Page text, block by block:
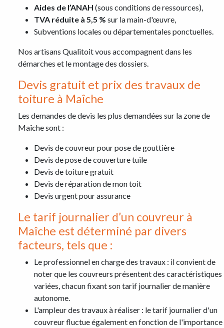
Aides de l’ANAH (sous conditions de ressources),
TVA réduite à 5,5 % sur la main-d'œuvre,
Subventions locales ou départementales ponctuelles.
Nos artisans Qualitoit vous accompagnent dans les
démarches et le montage des dossiers.
Devis gratuit et prix des travaux de
toiture à Maîche
Les demandes de devis les plus demandées sur la zone de
Maîche sont :
Devis de couvreur pour pose de gouttière
Devis de pose de couverture tuile
Devis de toiture gratuit
Devis de réparation de mon toit
Devis urgent pour assurance
Le tarif journalier d’un couvreur à
Maîche est déterminé par divers
facteurs, tels que :
Le professionnel en charge des travaux : il convient de
noter que les couvreurs présentent des caractéristiques
variées, chacun fixant son tarif journalier de manière
autonome.
L'ampleur des travaux à réaliser : le tarif journalier d'un
couvreur fluctue également en fonction de l'importance